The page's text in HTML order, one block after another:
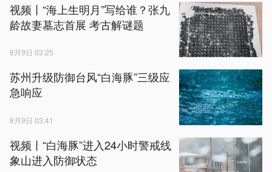
视频丨“海上生明月”写给谁？张九
龄故妻墓志首展 考古解谜题
8月9日 03:25
苏州升级防御台风“白海豚”三级应
急响应
8月9日 03:41
视频丨“白海豚”进入24小时警戒线
象山进入防御状态